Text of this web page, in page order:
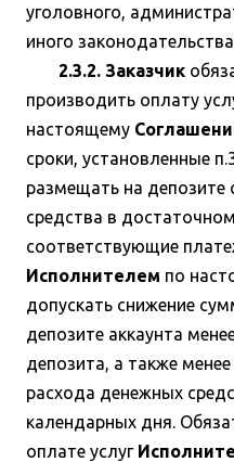
уголовного,
иного
2.3.2. Заказчик
производить оплату
настоящему
сроки, установленные
размещать на депозите
средства в
соответствующие
Исполнителем по
допускать снижение
депозите аккаунта
депозита, а также
расхода денежных
календарных дня.
оплате услуг